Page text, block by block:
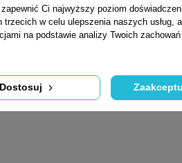
Ci najwyższy poziom
w celu ulepszenia naszych usług,
na podstawie analizy Twoich
Dostosuj